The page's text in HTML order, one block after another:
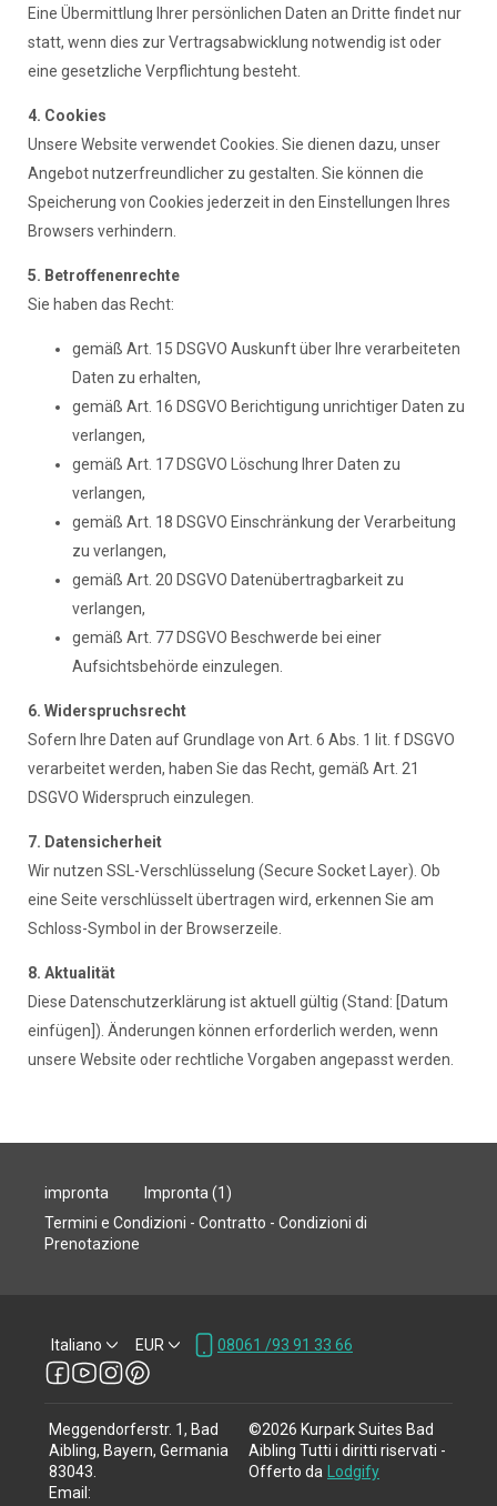
Eine Übermittlung Ihrer persönlichen Daten an Dritte findet nur
statt, wenn dies zur Vertragsabwicklung notwendig ist oder
eine gesetzliche Verpflichtung besteht.
4. Cookies
Unsere Website verwendet Cookies. Sie dienen dazu, unser
Angebot nutzerfreundlicher zu gestalten. Sie können die
Speicherung von Cookies jederzeit in den Einstellungen Ihres
Browsers verhindern.
5. Betroffenenrechte
Sie haben das Recht:
gemäß Art. 15 DSGVO Auskunft über Ihre verarbeiteten
Daten zu erhalten,
gemäß Art. 16 DSGVO Berichtigung unrichtiger Daten zu
verlangen,
gemäß Art. 17 DSGVO Löschung Ihrer Daten zu
verlangen,
gemäß Art. 18 DSGVO Einschränkung der Verarbeitung
zu verlangen,
gemäß Art. 20 DSGVO Datenübertragbarkeit zu
verlangen,
gemäß Art. 77 DSGVO Beschwerde bei einer
Aufsichtsbehörde einzulegen.
6. Widerspruchsrecht
Sofern Ihre Daten auf Grundlage von Art. 6 Abs. 1 lit. f DSGVO
verarbeitet werden, haben Sie das Recht, gemäß Art. 21
DSGVO Widerspruch einzulegen.
7. Datensicherheit
Wir nutzen SSL-Verschlüsselung (Secure Socket Layer). Ob
eine Seite verschlüsselt übertragen wird, erkennen Sie am
Schloss-Symbol in der Browserzeile.
8. Aktualität
Diese Datenschutzerklärung ist aktuell gültig (Stand: [Datum
einfügen]). Änderungen können erforderlich werden, wenn
unsere Website oder rechtliche Vorgaben angepasst werden.
impronta
Impronta (1)
Termini e Condizioni - Contratto - Condizioni di
Prenotazione
Italiano EUR 08061 /93 91 33 66
Meggendorferstr. 1, Bad
Aibling, Bayern, Germania
83043
Email :
©2026 Kurpark Suites Bad
Aibling Tutti i diritti riservati -
Offerto da
Lodgify